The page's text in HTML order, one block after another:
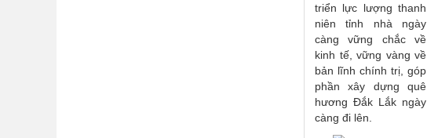
triển lực lượng thanh
niên tỉnh nhà ngày
càng vững chắc về
kinh tế, vững vàng về
bản lĩnh chính trị, góp
phần xây dựng quê
hương Đắk Lắk ngày
càng đi lên.